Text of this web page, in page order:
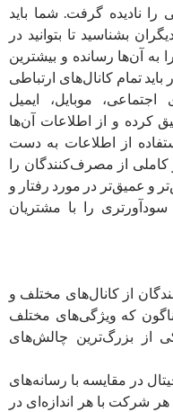
را نادیده گرفت. شما باید
بشناسید تا بتوانید در
به آن‌ها رسانده و بیشترین
تمام کانال‌های ارتباطی
موبایل، ایمیل
کرده و از اطلاعات آن‌ها
استفاده از اطلاعات به دست
کاملی از مصرف‌کنندگان را
و عمیق‌تر در مورد رفتار و
سودآورتری را با مشتریان
از کانال‌های مختلف و
که ویژگی‌های مختلف
از بزرگ‌ترین چالش‌های
در مقایسه با رسانه‌های
هر شرکت با هر اندازه‌ای در